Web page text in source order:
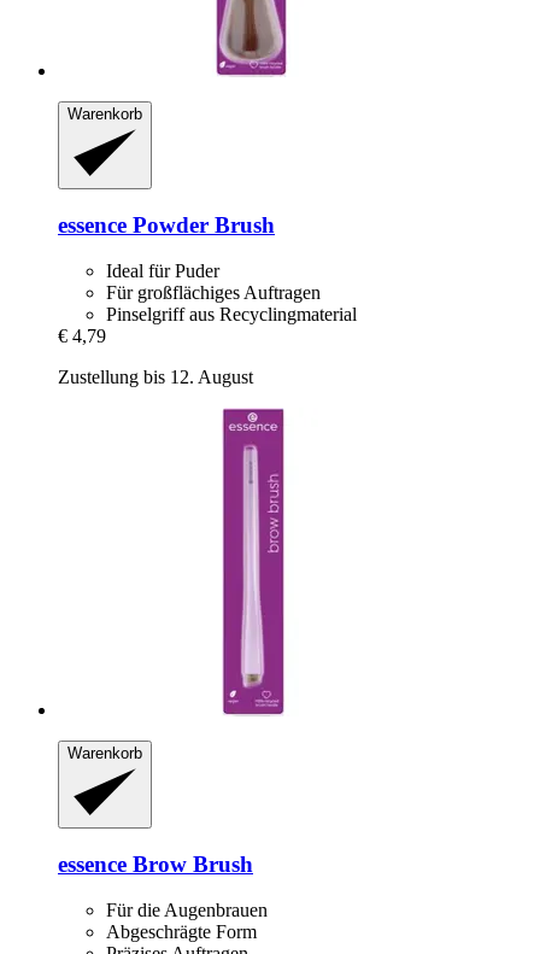
Warenkorb
essence Powder Brush
Ideal für Puder
Für großflächiges Auftragen
Pinselgriff aus Recyclingmaterial
€ 4,79
Zustellung bis 12. August
Warenkorb
essence Brow Brush
Für die Augenbrauen
Abgeschrägte Form